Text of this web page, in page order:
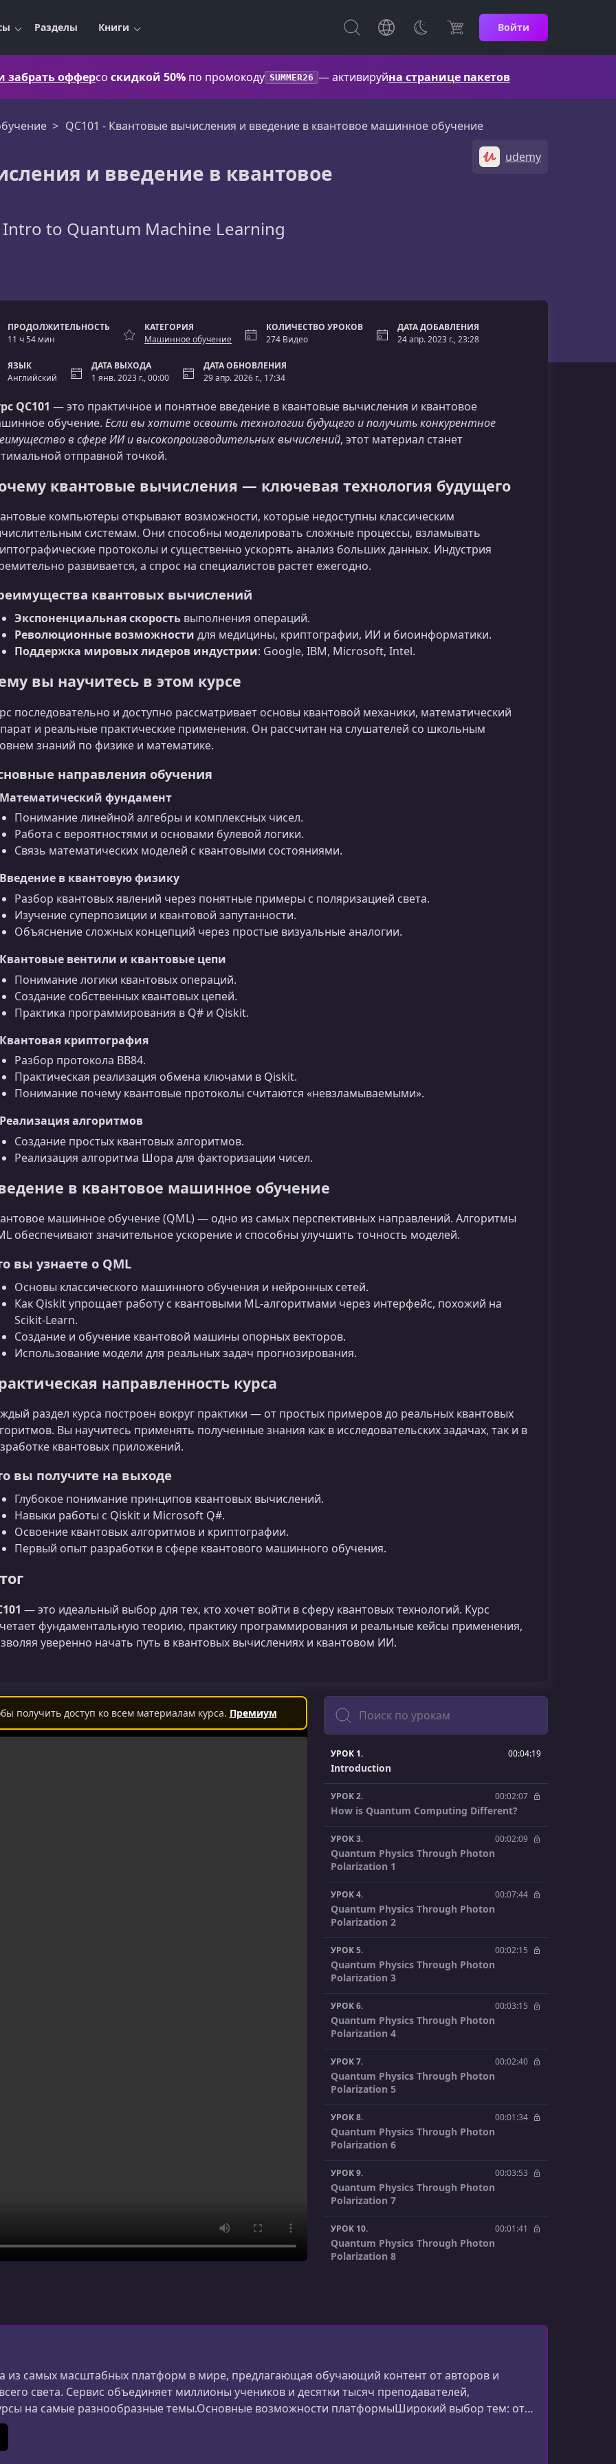
Разделы Книги Войти
забрать офферсо скидкой 50% по промокоду SUMMER26 — активируйна странице пакетов
QC101 - Квантовые вычисления и введение в квантовое машинное обучение
и введение в квантовое
to Quantum Machine Learning
udemy
ПРОДОЛЖИТЕЛЬНОСТЬ
11 ч 54 мин
КАТЕГОРИЯ
Машинное обучение
КОЛИЧЕСТВО УРОКОВ
274 Видео
ДАТА ДОБАВЛЕНИЯ
24 апр. 2023 г., 23:28
ЯЗЫК
Английский
ДАТА ВЫХОДА
1 янв. 2023 г., 00:00
ДАТА ОБНОВЛЕНИЯ
29 апр. 2026 г., 17:34
QC101 — это практичное и понятное введение в квантовые вычисления и квантовое
обучение. Если вы хотите освоить технологии будущего и получить конкурентное
в сфере ИИ и высокопроизводительных вычислений, этот материал станет
отправной точкой.
квантовые вычисления — ключевая технология будущего
компьютеры открывают возможности, которые недоступны классическим
системам. Они способны моделировать сложные процессы, взламывать
протоколы и существенно ускорять анализ больших данных. Индустрия
развивается, а спрос на специалистов растет ежегодно.
квантовых вычислений
Экспоненциальная скорость выполнения операций.
Революционные возможности для медицины, криптографии, ИИ и биоинформатики.
Поддержка мировых лидеров индустрии: Google, IBM, Microsoft, Intel.
вы научитесь в этом курсе
последовательно и доступно рассматривает основы квантовой механики, математический
и реальные практические применения. Он рассчитан на слушателей со школьным
знаний по физике и математике.
направления обучения
фундамент
Понимание линейной алгебры и комплексных чисел.
Работа с вероятностями и основами булевой логики.
Связь математических моделей с квантовыми состояниями.
в квантовую физику
Разбор квантовых явлений через понятные примеры с поляризацией света.
Изучение суперпозиции и квантовой запутанности.
Объяснение сложных концепций через простые визуальные аналогии.
вентили и квантовые цепи
Понимание логики квантовых операций.
Создание собственных квантовых цепей.
Практика программирования в Q# и Qiskit.
криптография
Разбор протокола BB84.
Практическая реализация обмена ключами в Qiskit.
Понимание почему квантовые протоколы считаются «невзламываемыми».
алгоритмов
Создание простых квантовых алгоритмов.
Реализация алгоритма Шора для факторизации чисел.
в квантовое машинное обучение
машинное обучение (QML) — одно из самых перспективных направлений. Алгоритмы
обеспечивают значительное ускорение и способны улучшить точность моделей.
вы узнаете о QML
Основы классического машинного обучения и нейронных сетей.
Как Qiskit упрощает работу с квантовыми ML-алгоритмами через интерфейс, похожий на
Scikit-Learn.
Создание и обучение квантовой машины опорных векторов.
Использование модели для реальных задач прогнозирования.
направленность курса
раздел курса построен вокруг практики — от простых примеров до реальных квантовых
Вы научитесь применять полученные знания как в исследовательских задачах, так и в
квантовых приложений.
вы получите на выходе
Глубокое понимание принципов квантовых вычислений.
Навыки работы с Qiskit и Microsoft Q#.
Освоение квантовых алгоритмов и криптографии.
Первый опыт разработки в сфере квантового машинного обучения.
— это идеальный выбор для тех, кто хочет войти в сферу квантовых технологий. Курс
фундаментальную теорию, практику программирования и реальные кейсы применения,
уверенно начать путь в квантовых вычислениях и квантовом ИИ.
получить доступ ко всем материалам курса. Премиум
Поиск
УРОК 1. 00:04:19
Introduction
УРОК 2. 00:02:07
How is Quantum Computing Different?
УРОК 3. 00:02:09
Quantum Physics Through Photon
Polarization 1
УРОК 4. 00:07:44
Quantum Physics Through Photon
Polarization 2
УРОК 5. 00:02:15
Quantum Physics Through Photon
Polarization 3
УРОК 6. 00:03:15
Quantum Physics Through Photon
Polarization 4
УРОК 7. 00:02:40
Quantum Physics Through Photon
Polarization 5
УРОК 8. 00:01:34
Quantum Physics Through Photon
Polarization 6
УРОК 9. 00:03:53
Quantum Physics Through Photon
Polarization 7
УРОК 10. 00:01:41
Quantum Physics Through Photon
Polarization 8
УРОК 13.
Quantum Physics Through Photon
из самых масштабных платформ в мире, предлагающая обучающий контент от авторов и
света. Сервис объединяет миллионы учеников и десятки тысяч преподавателей,
на самые разнообразные темы.Основные возможности платформыШирокий выбор тем: от
и дизайна до маркетинга, психологии и личной эффективности.Глобальное сообщество
создаются специалистами из разных стран.Удобный ф